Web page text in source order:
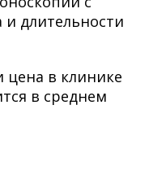
и длительности
цена в клинике
в среднем